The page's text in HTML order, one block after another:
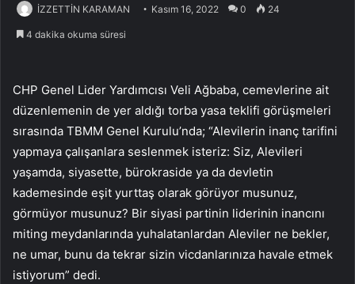
İZZETTİN KARAMAN Kasım 16, 2022 0 24
4 dakika okuma süresi
CHP Genel Lider Yardımcısı Veli Ağbaba, cemevlerine ait
düzenlemenin de yer aldığı torba yasa teklifi görüşmeleri
sırasında TBMM Genel Kurulu’nda; “Alevilerin inanç tarifini
yapmaya çalışanlara seslenmek isteriz: Siz, Alevileri
yaşamda, siyasette, bürokraside ya da devletin
kademesinde eşit yurttaş olarak görüyor musunuz,
görmüyor musunuz? Bir siyasi partinin liderinin inancını
miting meydanlarında yuhalatanlardan Aleviler ne bekler,
ne umar, bunu da tekrar sizin vicdanlarınıza havale etmek
istiyorum” dedi.